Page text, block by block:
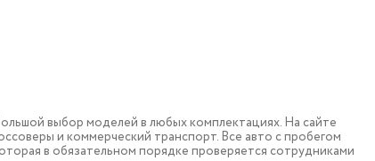
выбор моделей в любых комплектациях. На сайте
и коммерческий транспорт. Все авто с пробегом
в обязательном порядке проверяется сотрудниками